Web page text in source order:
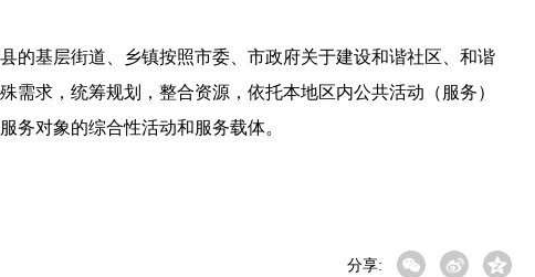
基层街道、乡镇按照市委、市政府关于建设和谐社区、和谐
需求，统筹规划，整合资源，依托本地区内公共活动（服务）
务对象的综合性活动和服务载体。
分享: